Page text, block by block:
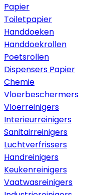
Papier
Toiletpapier
Handdoeken
Handdoekrollen
Poetsrollen
Dispensers Papier
Chemie
Vloerbeschermers
Vloerreinigers
Interieurreinigers
Sanitairreinigers
Luchtverfrissers
Handreinigers
Keukenreinigers
Vaatwasreinigers